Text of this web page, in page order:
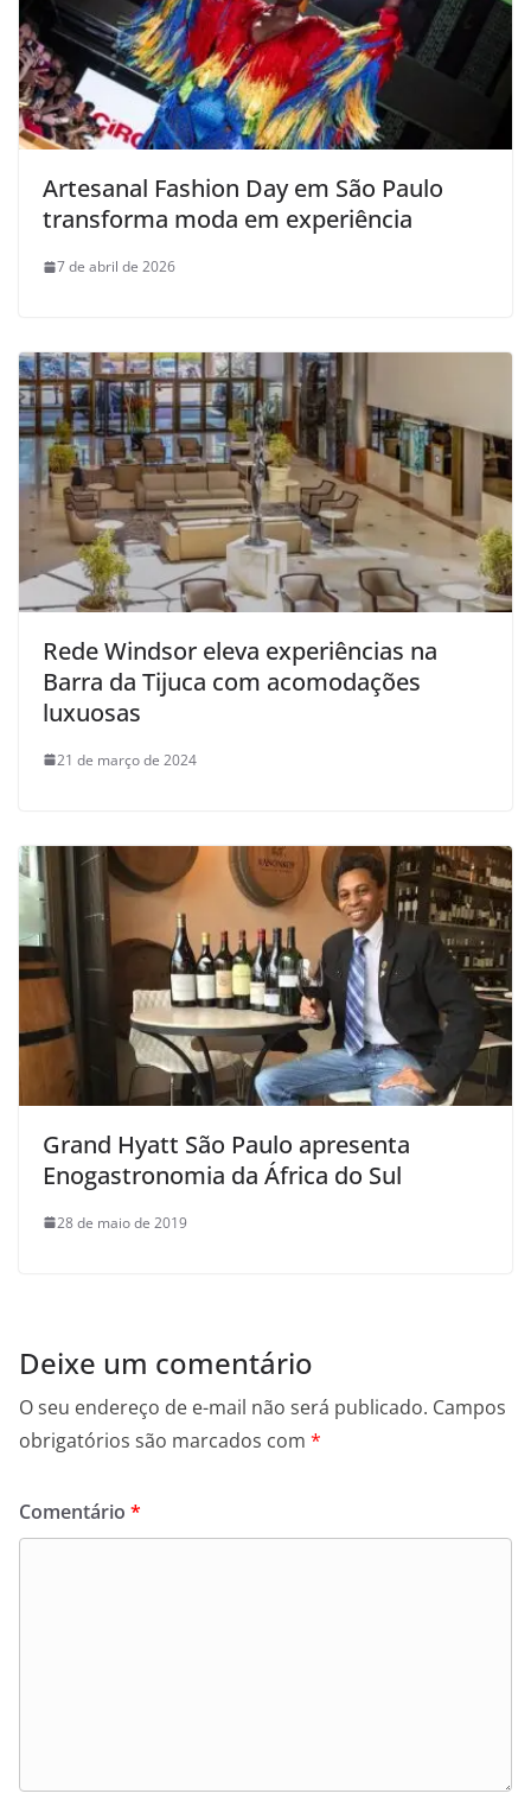
Artesanal Fashion Day em São Paulo
transforma moda em experiência
7 de abril de 2026
Rede Windsor eleva experiências na
Barra da Tijuca com acomodações
luxuosas
21 de março de 2024
Grand Hyatt São Paulo apresenta
Enogastronomia da África do Sul
28 de maio de 2019
Deixe um comentário
O seu endereço de e-mail não será publicado. Campos
obrigatórios são marcados com *
Comentário *